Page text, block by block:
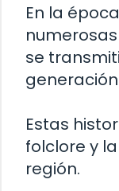
En la
se
Estas
folclore y
región.